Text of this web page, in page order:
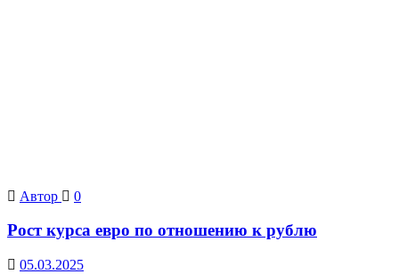
Автор 0
Рост курса евро по отношению к рублю
05.03.2025